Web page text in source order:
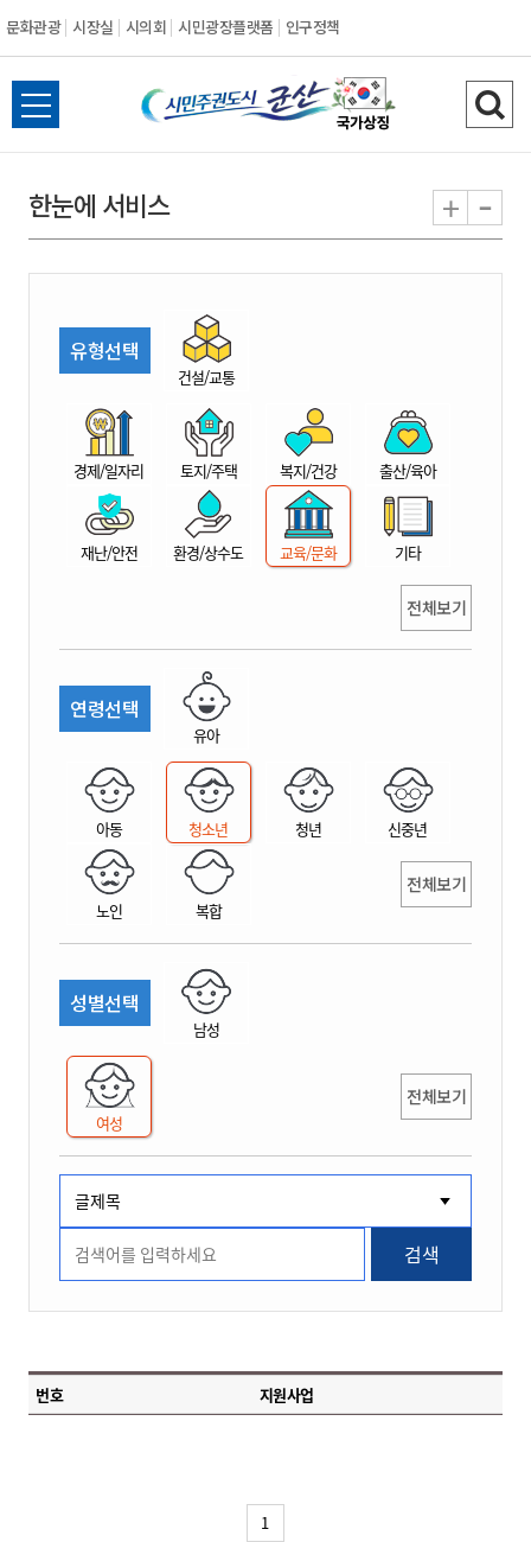
문화관광 시장실 시의회 시민광장플랫폼 인구정책
시
민
권
시
산
전
체
뉴
열
검
색
기
한눈에 서비스 + -
유형선택
건설/교통
경제/일자리 토지/주택 복지/건강 출산/육아
재난/안전 환경/상수도 교육/문화 기타
전체보기
연령선택
유아
아동 청소년 청년 신중년
노인 복합
전체보기
성별선택
남성
여성
전체보기
검색
번호 지원사업
1